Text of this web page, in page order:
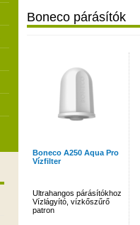
Boneco párásítók
Boneco A250 Aqua Pro
Vízfilter
Ultrahangos párásítókhoz
Vízlágyító, vízkőszűrő
patron